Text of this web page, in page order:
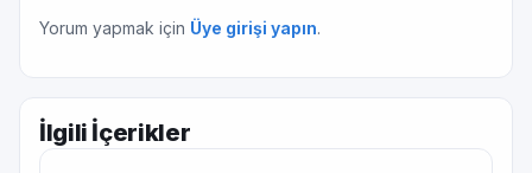
Yorum yapmak için Üye girişi yapın.
İlgili İçerikler